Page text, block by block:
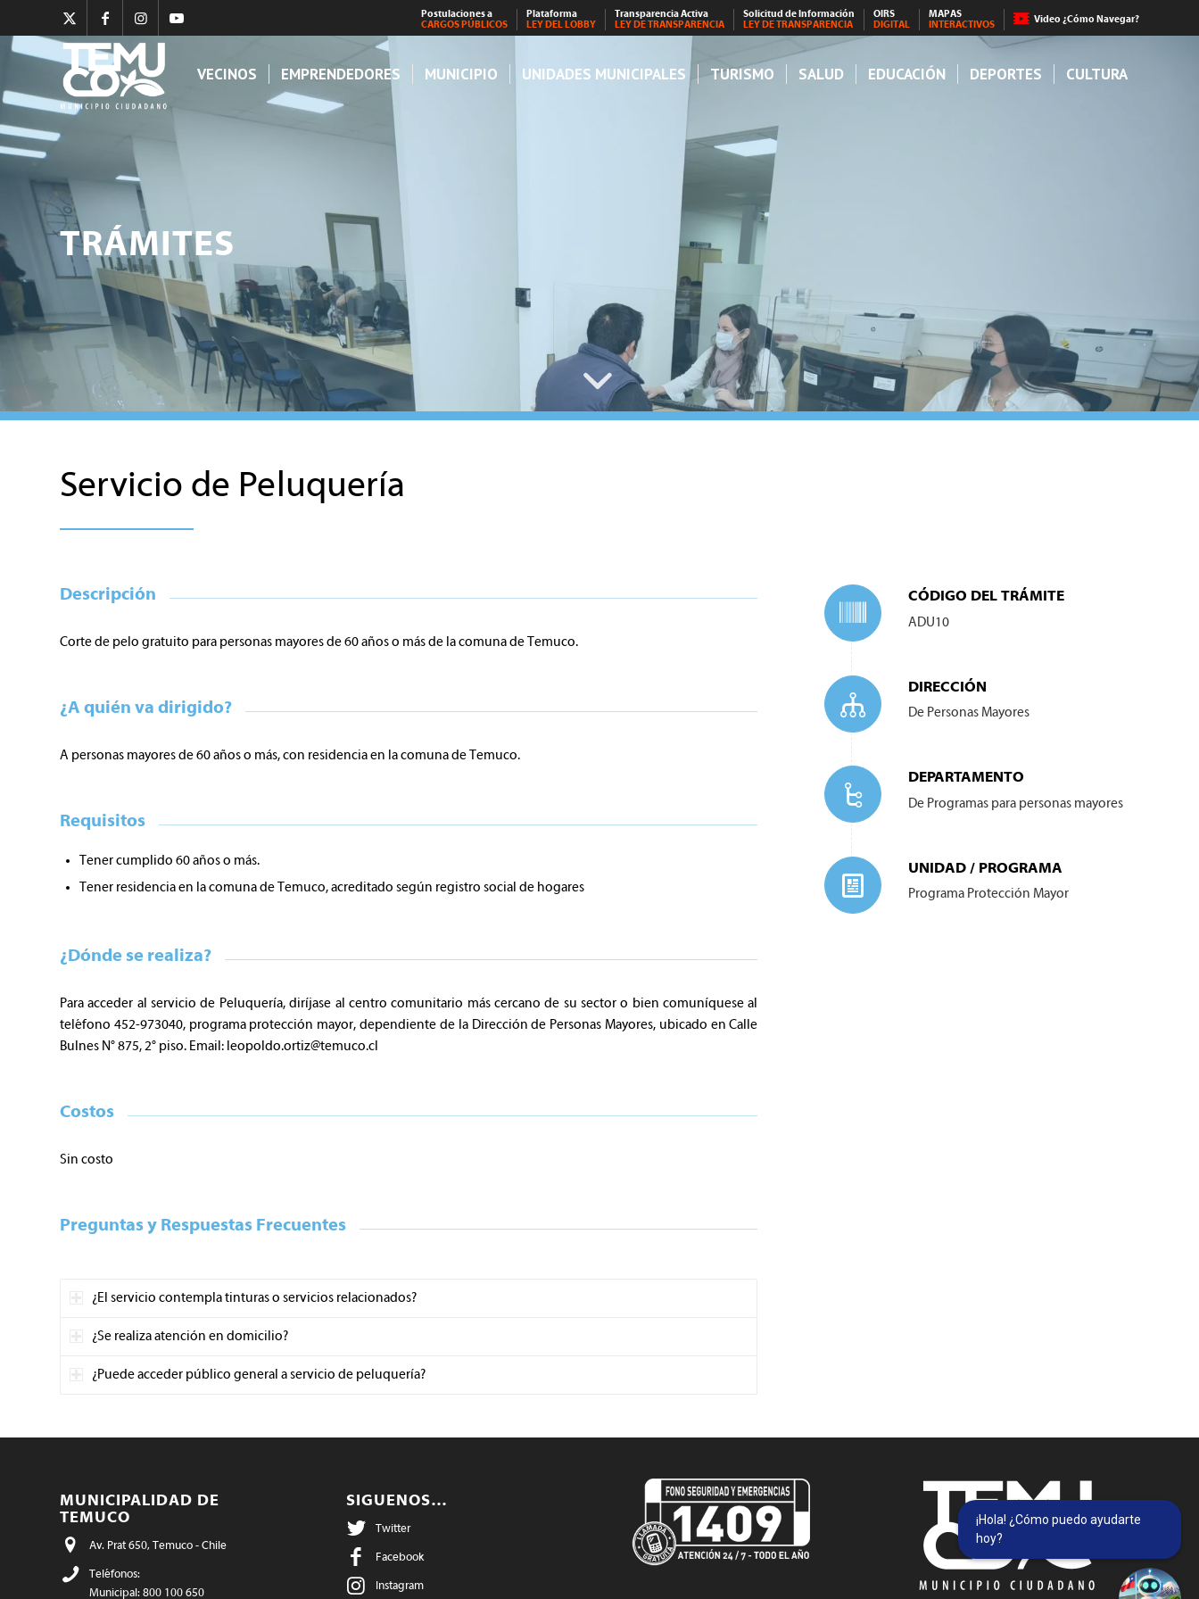
Postulaciones a
CARGOS PÚBLICOS
Plataforma
LEY DEL LOBBY
Transparencia Activa
LEY DE TRANSPARENCIA
Solicitud de Información
LEY DE TRANSPARENCIA
OIRS
DIGITAL
MAPAS
INTERACTIVOS
Video ¿Cómo Navegar?
VECINOS EMPRENDEDORES MUNICIPIO UNIDADES MUNICIPALES TURISMO SALUD EDUCACIÓN DEPORTES CULTURA
TRÁMITES
Servicio de Peluquería
Descripción
Corte de pelo gratuito para personas mayores de 60 años o más de la comuna de Temuco.
¿A quién va dirigido?
A personas mayores de 60 años o más, con residencia en la comuna de Temuco.
Requisitos
Tener cumplido 60 años o más.
Tener residencia en la comuna de Temuco, acreditado según registro social de hogares
¿Dónde se realiza?
Para acceder al servicio de Peluquería, diríjase al centro comunitario más cercano de su sector o bien comuníquese al
teléfono 452-973040, programa protección mayor, dependiente de la Dirección de Personas Mayores, ubicado en Calle
Bulnes N° 875, 2° piso. Email: leopoldo.ortiz@temuco.cl
Costos
Sin costo
Preguntas y Respuestas Frecuentes
¿El servicio contempla tinturas o servicios relacionados?
¿Se realiza atención en domicilio?
¿Puede acceder público general a servicio de peluquería?
CÓDIGO DEL TRÁMITE
ADU10
DIRECCIÓN
De Personas Mayores
DEPARTAMENTO
De Programas para personas mayores
UNIDAD / PROGRAMA
Programa Protección Mayor
MUNICIPALIDAD DE
TEMUCO
Av. Prat 650, Temuco - Chile
Teléfonos:
Municipal: 800 100 650
SIGUENOS…
Twitter
Facebook
Instagram
¡Hola! ¿Cómo puedo ayudarte
hoy?